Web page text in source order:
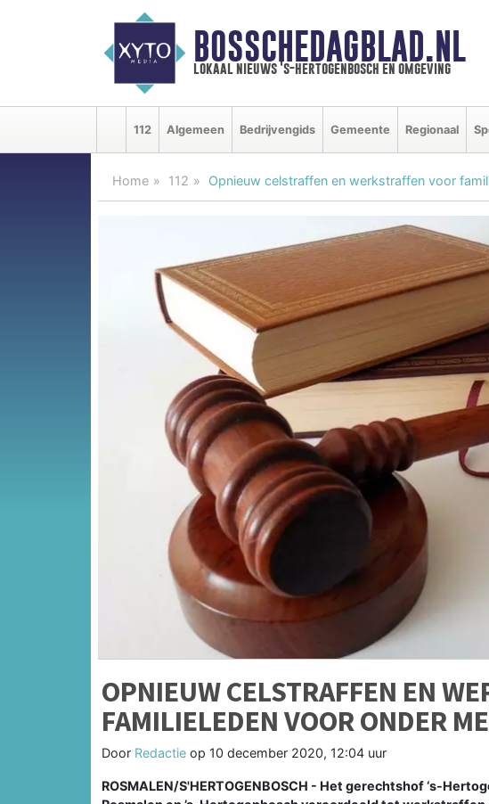
BOSSCHEDAGBLAD.NL
lokaal nieuws 's-hertogenbosch en omgeving
112 Algemeen Bedrijvengids Gemeente Regionaal
Home 112 Opnieuw celstraffen en werkstraffen voor
OPNIEUW CELSTRAFFEN EN
FAMILIELEDEN VOOR ONDER
Door Redactie op 10 december 2020, 12:04 uur
ROSMALEN/S'HERTOGENBOSCH - Het gerechtshof ‘s-